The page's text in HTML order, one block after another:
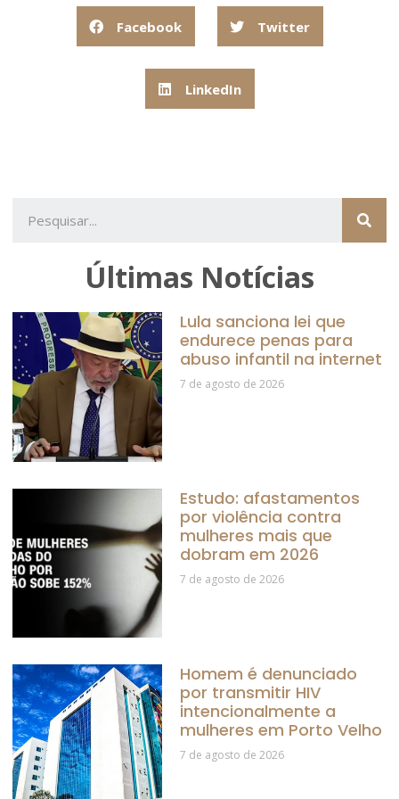
Facebook Twitter
LinkedIn
Últimas Notícias
Lula sanciona lei que
endurece penas para
abuso infantil na internet
7 de agosto de 2026
Estudo: afastamentos
por violência contra
mulheres mais que
dobram em 2026
7 de agosto de 2026
Homem é denunciado
por transmitir HIV
intencionalmente a
mulheres em Porto Velho
7 de agosto de 2026